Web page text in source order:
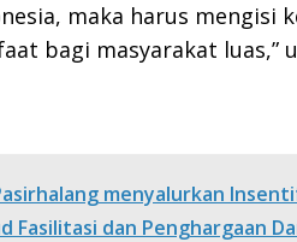
maka harus mengisi
bagi masyarakat luas,”
menyalurkan
Fasilitasi dan Penghargaan